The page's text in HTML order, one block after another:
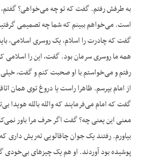
به طرفش رفتم. گفت که تو چه می‌خواهی؟
است. می‌خواهم ببینم که شما چه تصمیمی
گفت که چادرت را اسلام، یک روسری اسلامی،
همه ما روسری سرمان بود. گفت، این را اسلامی
رفتم و می‌خواستم با او صحبت کنم و گفت،
از امام بپرسم. ظاهرا راست یا دروغ توی همان
گفت که امام می‌فرمایند که والله بالله هویدا
معنی این یعنی چه؟ گفت اگر حرف مرا باور
بیاورم. رفتند یک جوان چاقالویی ته‌ریش داری
پوشیده بود آوردند. او هم یک چیزهای بی‌خودی